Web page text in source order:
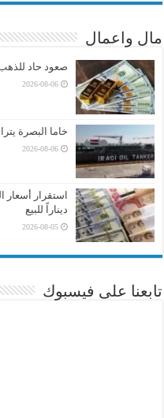
مال واعمال
صعود حاد للذهب
2026-08-06
خاما البصرة
2026-08-06
ديناراً للبيع
2026-08-05
تابعنا على فيسبوك